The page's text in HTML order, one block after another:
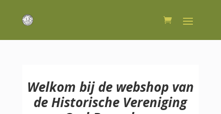
Welkom bij de webshop van
de Historische Vereniging